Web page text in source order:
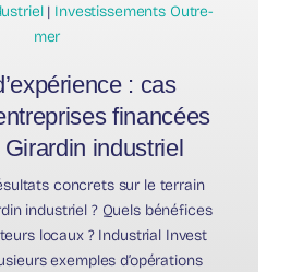
| Investissements Outre-
mer
: cas
financées
industriel
concrets sur le terrain
industriel ? Quels bénéfices
locaux ? Industrial Invest
exemples d’opérations